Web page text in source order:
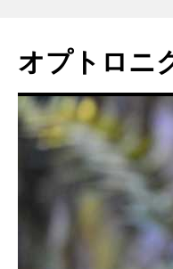
オプトロニ